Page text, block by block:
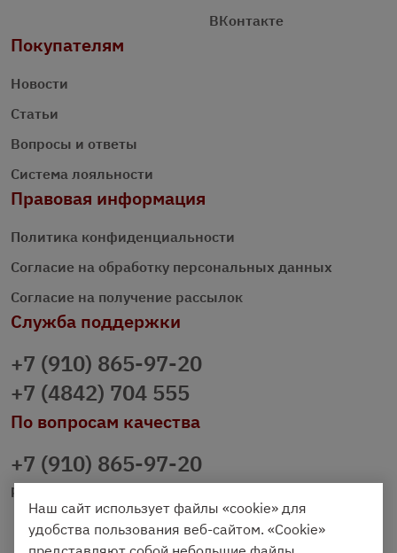
ВКонтакте
Покупателям
Новости
Статьи
Вопросы и ответы
Система лояльности
Правовая информация
Политика конфиденциальности
Согласие на обработку персональных данных
Согласие на получение рассылок
Служба поддержки
+7 (910) 865-97-20
+7 (4842) 704 555
По вопросам качества
+7 (910) 865-97-20
prazdnichniy40@palmi.ru
Наш сайт использует файлы «cookie» для
удобства пользования веб-сайтом. «Cookie»